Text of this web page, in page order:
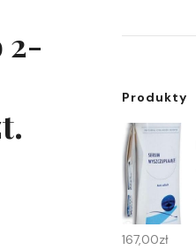
2-
Produkty
167,00zł